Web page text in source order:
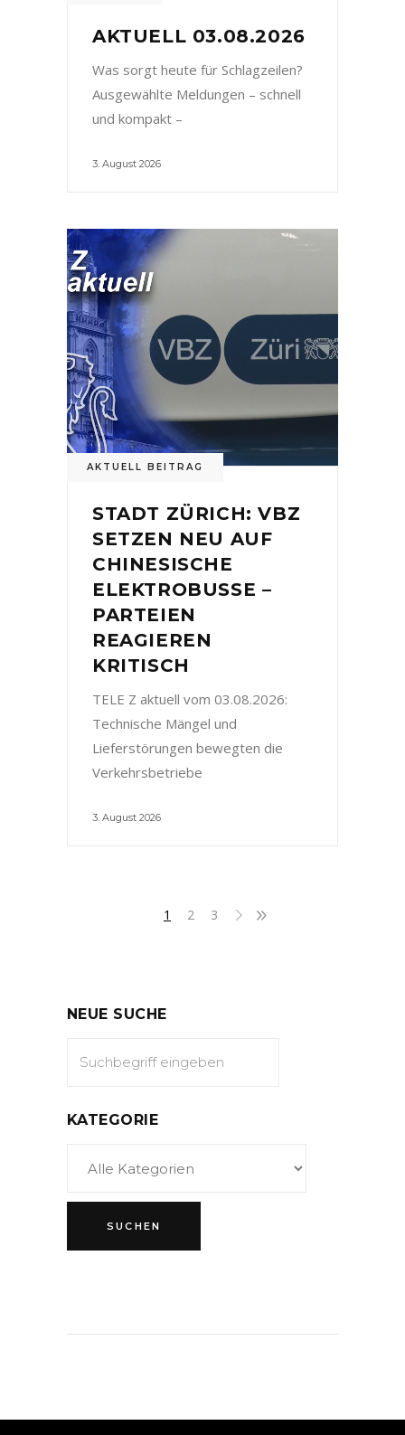
AKTUELL 03.08.2026
Was sorgt heute für Schlagzeilen?
Ausgewählte Meldungen – schnell
und kompakt –
3. August 2026
AKTUELL BEITRAG
STADT ZÜRICH: VBZ
SETZEN NEU AUF
CHINESISCHE
ELEKTROBUSSE –
PARTEIEN
REAGIEREN
KRITISCH
TELE Z aktuell vom 03.08.2026:
Technische Mängel und
Lieferstörungen bewegten die
Verkehrsbetriebe
3. August 2026
1 2 3
NEUE SUCHE
KATEGORIE